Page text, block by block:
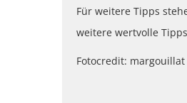
Für weitere Tipps
weitere wertvolle
Fotocredit: